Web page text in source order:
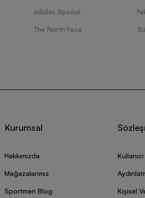
adidas Spezial
The North Face
Kurumsal
Hakkımızda
Mağazalarımız
Sportmen Blog Kişisel